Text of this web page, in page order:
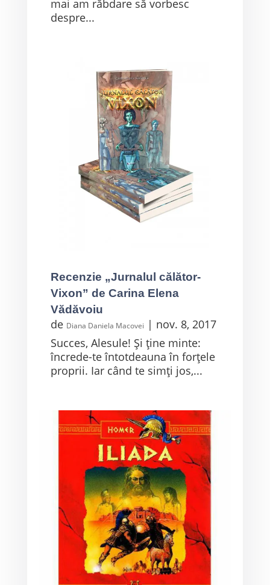
mai am răbdare să vorbesc
despre...
Recenzie „Jurnalul călător-
Vixon” de Carina Elena
Vădăvoiu
de Diana Daniela Macovei | nov. 8, 2017
Succes, Alesule! Și ține minte:
încrede-te întotdeauna în forțele
proprii. Iar când te simți jos,...